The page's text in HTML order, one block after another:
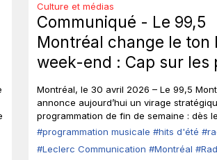
Culture et médias
Communiqué - Le 99,5
Montréal change le ton
week-end : Cap sur les
gros hits d'été de tous
temps, sans toucher à
voix fortes en semaine.
Montréal, le 30 avril 2026 – Le 99,5
annonce aujourd’hui un virage
programmation de fin de semaine : dès
#programmation musicale #hits d'été
#Leclerc Communication #Montréal